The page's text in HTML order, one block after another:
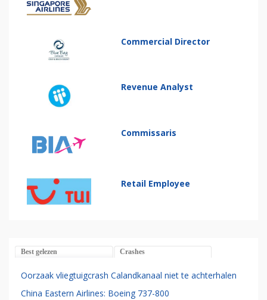
Commercial Director
Revenue Analyst
Commissaris
Retail Employee
Best gelezen Crashes
Oorzaak vliegtuigcrash Calandkanaal niet te achterhalen
China Eastern Airlines: Boeing 737-800